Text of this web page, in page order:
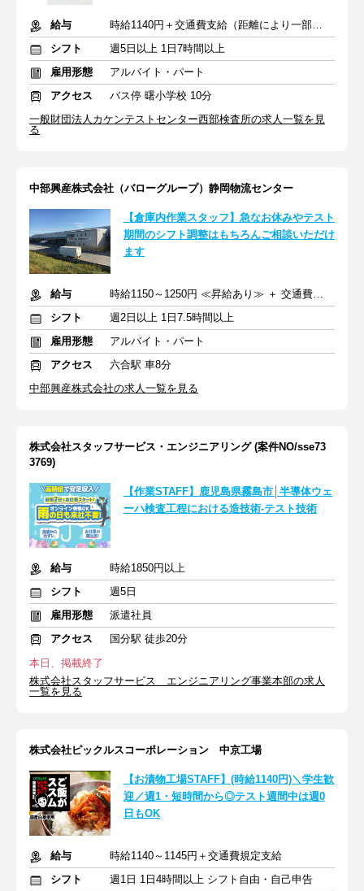
給与
時給1140円＋交通費支給（距離により一部支給）
シフト
週5日以上 1日7時間以上
雇用形態
アルバイト・パート
アクセス
バス停 曙小学校 10分
一般財団法人カケンテストセンター西部検査所の求人一覧を見
る
中部興産株式会社（バローグループ）静岡物流センター
【倉庫内作業スタッフ】急なお休みやテスト
期間のシフト調整はもちろんご相談いただけ
ます
給与
時給1150～1250円 ≪昇給あり≫ ＋ 交通費支給
シフト
週2日以上 1日7.5時間以上
雇用形態
アルバイト・パート
アクセス
六合駅 車8分
中部興産株式会社の求人一覧を見る
株式会社スタッフサービス・エンジニアリング (案件NO/sse73
3769)
【作業STAFF】鹿児島県霧島市│半導体ウェ
ーハ検査工程における造技術-テスト技術
給与
時給1850円以上
シフト
週5日
雇用形態
派遣社員
アクセス
国分駅 徒歩20分
本日、掲載終了
株式会社スタッフサービス エンジニアリング事業本部の求人
一覧を見る
株式会社ピックルスコーポレーション 中京工場
【お漬物工場STAFF】(時給1140円)＼学生歓
迎／週1・短時間から◎テスト週間中は週0
日もOK
給与
時給1140～1145円＋交通費規定支給
シフト
週1日 1日4時間以上 シフト自由・自己申告